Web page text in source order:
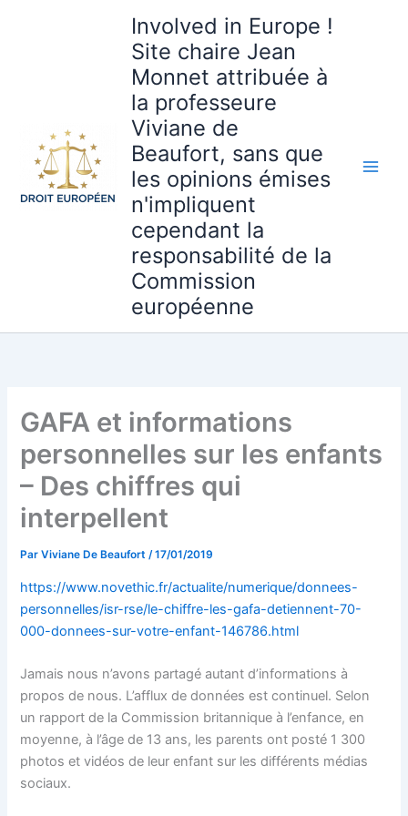
Involved in Europe !
Site chaire Jean
Monnet attribuée à
la professeure
Viviane de
Beaufort, sans que
les opinions émises
n'impliquent
cependant la
responsabilité de la
Commission
européenne
GAFA et informations
personnelles sur les enfants
– Des chiffres qui
interpellent
ParViviane De Beaufort/17/01/2019
https://www.novethic.fr/actualite/numerique/donnees-
personnelles/isr-rse/le-chiffre-les-gafa-detiennent-70-
000-donnees-sur-votre-enfant-146786.html
Jamais nous n’avons partagé autant d’informations à
propos de nous. L’afflux de données est continuel. Selon
un rapport de la Commission britannique à l’enfance, en
moyenne, à l’âge de 13 ans, les parents ont posté 1 300
photos et vidéos de leur enfant sur les différents médias
sociaux.